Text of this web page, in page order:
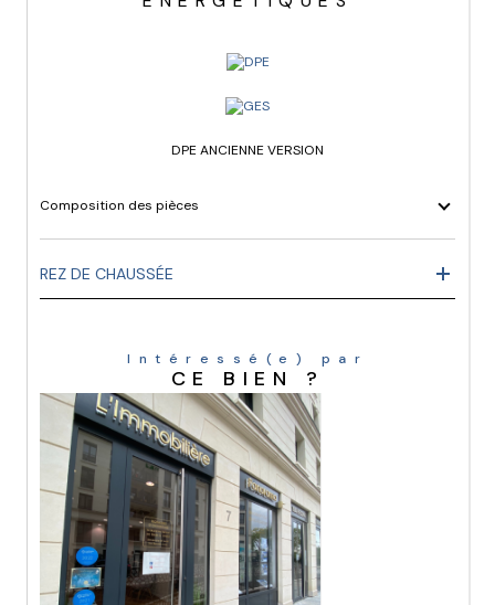
DPE ANCIENNE VERSION
Composition des pièces
REZ DE CHAUSSÉE
Intéressé(e) par
CE BIEN ?